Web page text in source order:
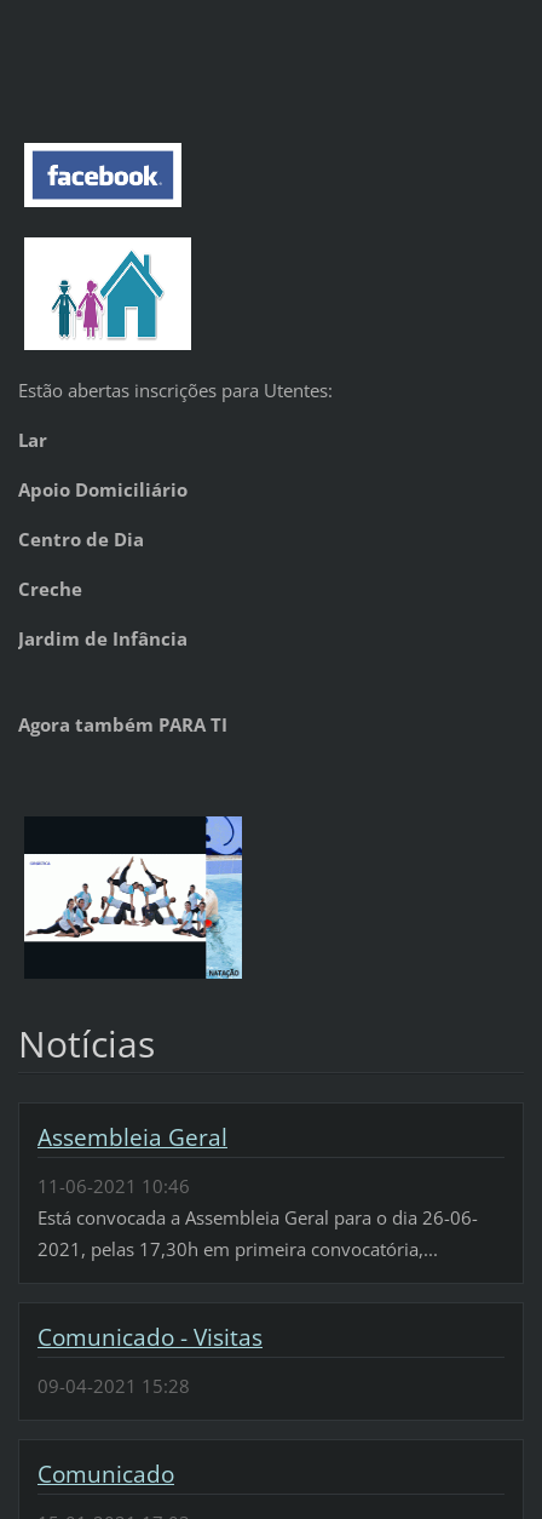
Estão abertas inscrições para Utentes:
Lar
Apoio Domiciliário
Centro de Dia
Creche
Jardim de Infância
Agora também PARA TI
Notícias
Assembleia Geral
11-06-2021 10:46
Está convocada a Assembleia Geral para o dia 26-06-
2021, pelas 17,30h em primeira convocatória,...
Comunicado - Visitas
09-04-2021 15:28
Comunicado